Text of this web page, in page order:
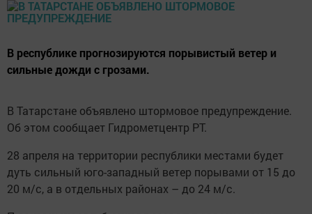
В республике прогнозируются порывистый ветер и
сильные дожди с грозами.
В Татарстане объявлено штормовое предупреждение.
Об этом сообщает Гидрометцентр РТ.
28 апреля на территории республики местами будет
дуть сильный юго-западный ветер порывами от 15 до
20 м/с, а в отдельных районах – до 24 м/с.